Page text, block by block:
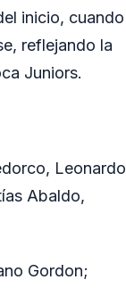
inicio, cuando
reflejando la
Juniors.
Leonardo
Abaldo,
Gordon;